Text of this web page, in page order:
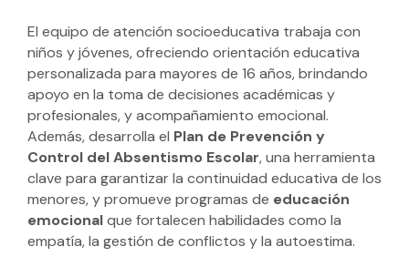
El equipo de atención socioeducativa trabaja con
niños y jóvenes, ofreciendo orientación educativa
personalizada para mayores de 16 años, brindando
apoyo en la toma de decisiones académicas y
profesionales, y acompañamiento emocional.
Además, desarrolla el Plan de Prevención y
Control del Absentismo Escolar, una herramienta
clave para garantizar la continuidad educativa de los
menores, y promueve programas de educación
emocionalque fortalecen habilidades como la
empatía, la gestión de conflictos y la autoestima.